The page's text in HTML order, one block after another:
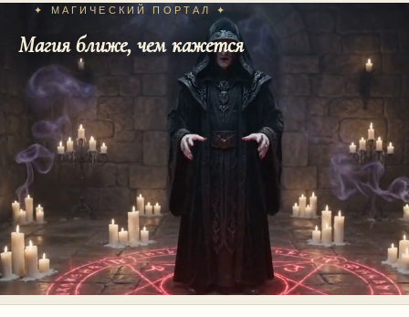
✦ МАГИЧЕСКИЙ ПОРТАЛ ✦
Магия ближе, чем кажется